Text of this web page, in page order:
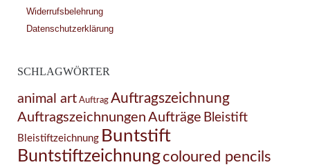
Widerrufsbelehrung
Datenschutzerklärung
SCHLAGWÖRTER
animal art Auftrag Auftragszeichnung
Auftragszeichnungen Aufträge Bleistift
Bleistiftzeichnung Buntstift
Buntstiftzeichnungcoloured pencils